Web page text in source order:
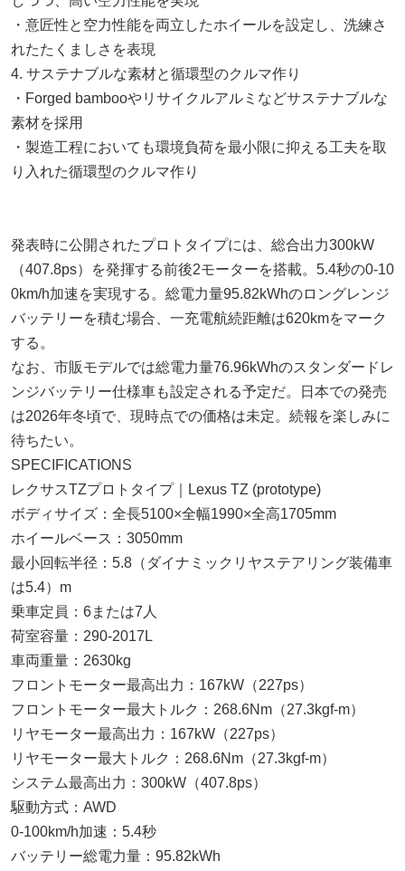
・意匠性と空力性能を両立したホイールを設定し、洗練さ
れたたくましさを表現
4. サステナブルな素材と循環型のクルマ作り
・Forged bambooやリサイクルアルミなどサステナブルな
素材を採用
・製造工程においても環境負荷を最小限に抑える工夫を取
り入れた循環型のクルマ作り
発表時に公開されたプロトタイプには、総合出力300kW
（407.8ps）を発揮する前後2モーターを搭載。5.4秒の0-10
0km/h加速を実現する。総電力量95.82kWhのロングレンジ
バッテリーを積む場合、一充電航続距離は620kmをマーク
する。
なお、市販モデルでは総電力量76.96kWhのスタンダードレ
ンジバッテリー仕様車も設定される予定だ。日本での発売
は2026年冬頃で、現時点での価格は未定。続報を楽しみに
待ちたい。
SPECIFICATIONS
レクサスTZプロトタイプ｜Lexus TZ (prototype)
ボディサイズ：全長5100×全幅1990×全高1705mm
ホイールベース：3050mm
最小回転半径：5.8（ダイナミックリヤステアリング装備車
は5.4）m
乗車定員：6または7人
荷室容量：290-2017L
車両重量：2630kg
フロントモーター最高出力：167kW（227ps）
フロントモーター最大トルク：268.6Nm（27.3kgf-m）
リヤモーター最高出力：167kW（227ps）
リヤモーター最大トルク：268.6Nm（27.3kgf-m）
システム最高出力：300kW（407.8ps）
駆動方式：AWD
0-100km/h加速：5.4秒
バッテリー総電力量：95.82kWh